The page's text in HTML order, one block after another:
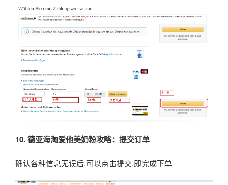
10.德亚海淘爱他美奶粉攻略：提交订单
确认各种信息无误后,可以点击提交,即完成下单